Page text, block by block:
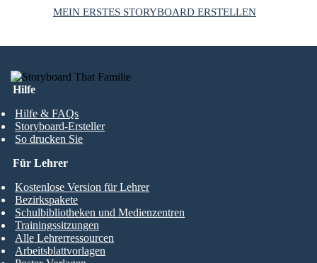
MEIN ERSTES STORYBOARD ERSTELLEN
Hilfe
Hilfe & FAQs
Storyboard-Ersteller
So drucken Sie
Für Lehrer
Kostenlose Version für Lehrer
Bezirkspakete
Schulbibliotheken und Medienzentren
Trainingssitzungen
Alle Lehrerressourcen
Arbeitsblattvorlagen